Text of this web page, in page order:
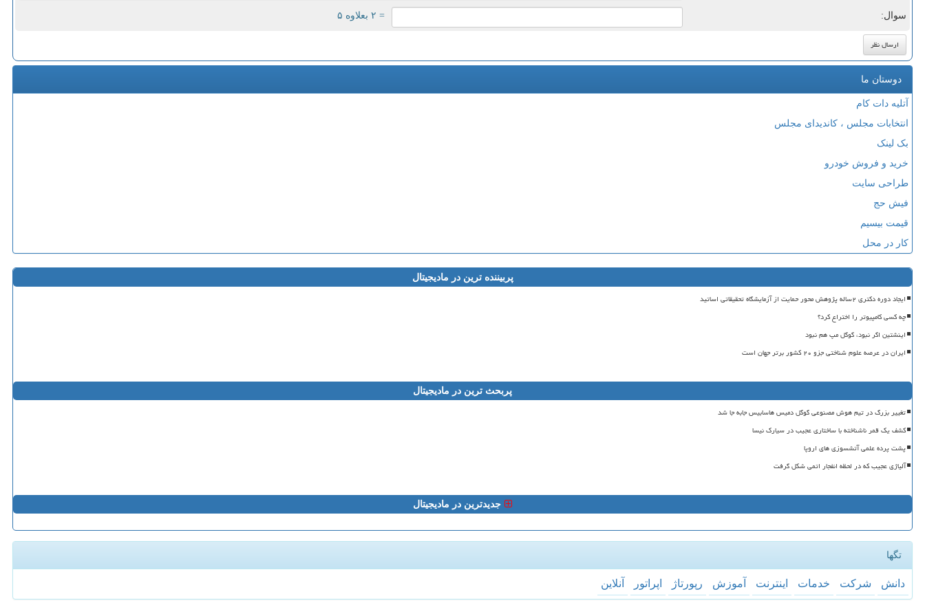
سوال: = ۲ بعلاوه ۵
دوستان ما
آتلیه دات کام
انتخابات مجلس ، کاندیدای مجلس
بک لینک
خرید و فروش خودرو
طراحی سایت
فیش حج
قیمت بیسیم
کار در محل
پربیننده ترین در مادیجیتال
ایجاد دوره دکتری ۲ساله پژوهش محور حمایت از آزمایشگاه تحقیقاتی اساتید
چه کسی کامپیوتر را اختراع کرد؟
اینشتین اگر نبود، گوگل مپ هم نبود
ایران در عرصه علوم شناختی جزو ۲۰ کشور برتر جهان است
پربحث ترین در مادیجیتال
تغییر بزرگ در تیم هوش مصنوعی گوگل دمیس هاسابیس جابه جا شد
کشف یک قمر ناشناخته با ساختاری عجیب در سیارک نیسا
پشت پرده علمی آتشسوزی های اروپا
آلیاژی عجیب که در لحظه انفجار اتمی شکل گرفت
جدیدترین در مادیجیتال
تگها
دانش شركت خدمات اینترنت آموزش رپورتاژ اپراتور آنلاین